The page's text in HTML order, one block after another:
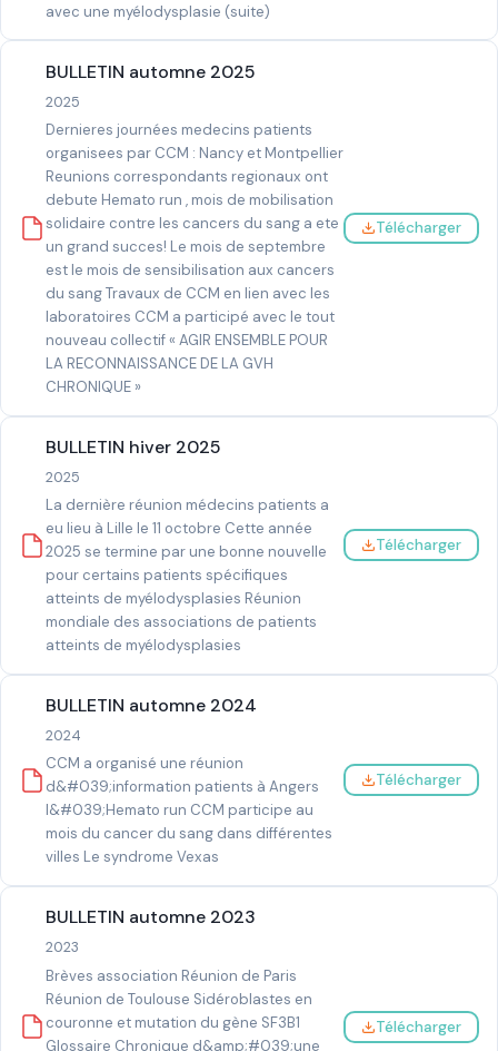
avec une myélodysplasie (suite)
BULLETIN automne 2025
2025
Dernieres journées medecins patients
organisees par CCM : Nancy et Montpellier
Reunions correspondants regionaux ont
debute Hemato run , mois de mobilisation
solidaire contre les cancers du sang a ete
un grand succes! Le mois de septembre
est le mois de sensibilisation aux cancers
du sang Travaux de CCM en lien avec les
laboratoires CCM a participé avec le tout
nouveau collectif « AGIR ENSEMBLE POUR
LA RECONNAISSANCE DE LA GVH
CHRONIQUE »
Télécharger
BULLETIN hiver 2025
2025
La dernière réunion médecins patients a
eu lieu à Lille le 11 octobre Cette année
2025 se termine par une bonne nouvelle
pour certains patients spécifiques
atteints de myélodysplasies Réunion
mondiale des associations de patients
atteints de myélodysplasies
Télécharger
BULLETIN automne 2024
2024
CCM a organisé une réunion
d&#039;information patients à Angers
l&#039;Hemato run CCM participe au
mois du cancer du sang dans différentes
villes Le syndrome Vexas
Télécharger
BULLETIN automne 2023
2023
Brèves association Réunion de Paris
Réunion de Toulouse Sidéroblastes en
couronne et mutation du gène SF3B1
Glossaire Chronique d&amp;#039;une
Télécharger